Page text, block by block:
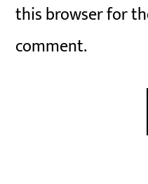
this browser for
comment.